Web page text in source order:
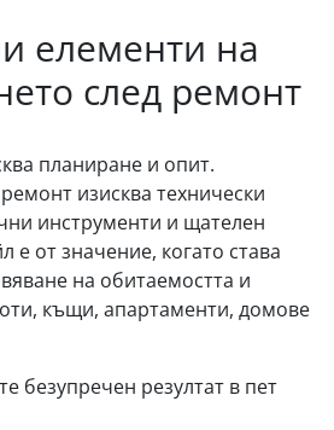
елементи на
след ремонт
планиране и опит.
изисква технически
инструменти и щателен
е от значение, когато става
на обитаемостта и
къщи, апартаменти, домове
безупречен резултат в пет